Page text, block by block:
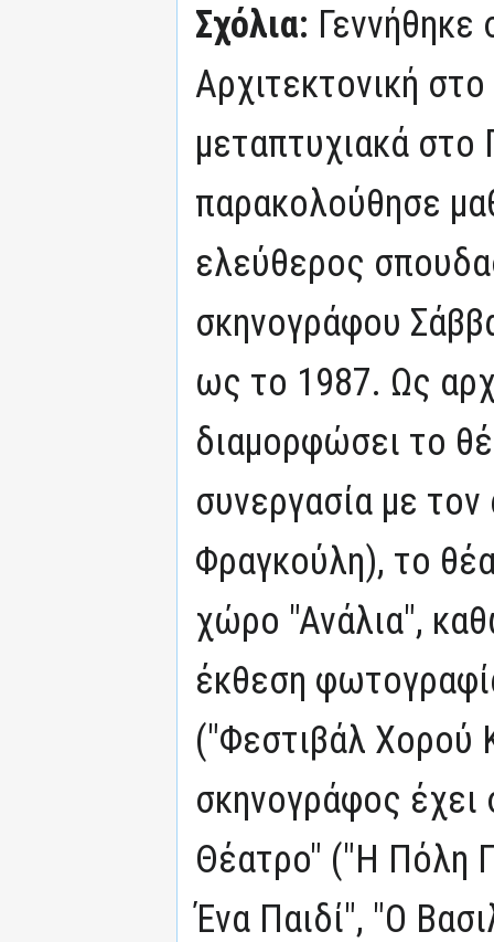
Σχόλια:
Αρχιτεκτονική
μεταπτυχιακά στο
παρακολούθησε
ελεύθερος
σκηνογράφου
ως το 1987. Ως
διαμορφώσει το
συνεργασία με
Φραγκούλη), το
χώρο "Ανάλια",
έκθεση
("Φεστιβάλ Χορού
σκηνογράφος έχει
Θέατρο" ("Η Πόλη
Ένα Παιδί", "Ο